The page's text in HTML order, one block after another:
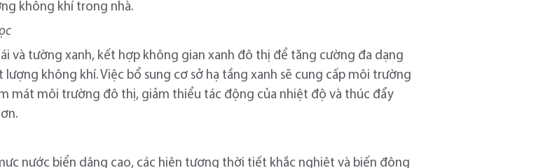
không khí trong nhà.
và tường xanh, kết hợp không gian xanh đô thị để tăng cường đa dạng
không khí. Việc bổ sung cơ sở hạ tầng xanh sẽ cung cấp môi trường
mát môi trường đô thị, giảm thiểu tác động của nhiệt độ và thúc đẩy
nước biển dâng cao, các hiện tượng thời tiết khắc nghiệt và biến động